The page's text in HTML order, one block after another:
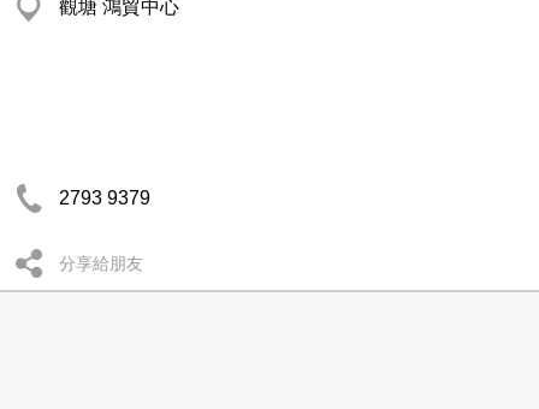
觀塘 鴻貿中心
2793 9379
分享給朋友